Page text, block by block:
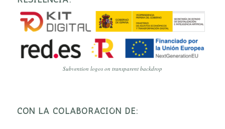
Subvention logos on transparent backdrop
CON LA COLABORACIÓN DE: